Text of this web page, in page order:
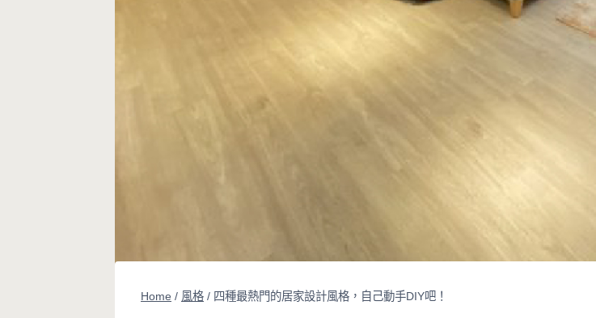
Home / 風格 / 四種最熱門的居家設計風格，自己動手DIY吧！